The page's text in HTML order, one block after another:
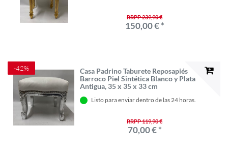
RRPP 239,90 €
150,00 € *
-42%
Casa Padrino Taburete Reposapiés
Barroco Piel Sintética Blanco y Plata
Antigua, 35 x 35 x 33 cm
Listo para enviar dentro de las 24 horas.
RRPP 119,90 €
70,00 € *